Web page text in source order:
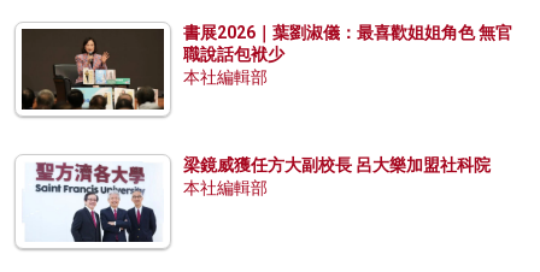
書展2026｜葉劉淑儀：最喜歡姐姐角色 無官
職說話包袱少
本社編輯部
梁鏡威獲任方大副校長 呂大樂加盟社科院
本社編輯部